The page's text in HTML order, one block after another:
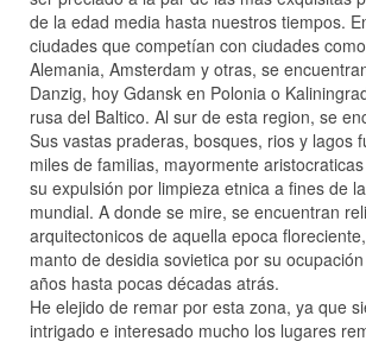
de la edad media hasta nuestros tiempos.
ciudades que competían con ciudades
Alemania, Amsterdam y otras, se
Danzig, hoy Gdansk en Polonia o
rusa del Baltico. Al sur de esta region, se
Sus vastas praderas, bosques, rios y lagos
miles de familias, mayormente
su expulsión por limpieza etnica a fines de
mundial. A donde se mire, se encuentran
arquitectonicos de aquella epoca
manto de desidia sovietica por su
años hasta pocas décadas atrás.
He elejido de remar por esta zona, ya que
intrigado e interesado mucho los lugares